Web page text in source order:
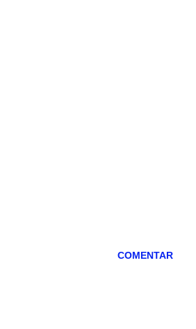
COMENTAR